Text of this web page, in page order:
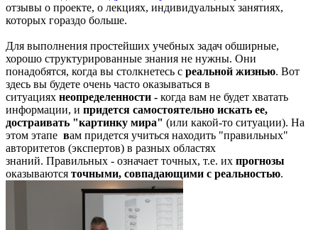
отзывы о проекте, о лекциях, индивидуальных занятиях,
которых гораздо больше.
Для выполнения простейших учебных задач обширные,
хорошо структурированные знания не нужны. Они
понадобятся, когда вы столкнетесь с реальной жизнью. Вот
здесь вы будете очень часто оказываться в
ситуациях неопределенности - когда вам не будет хватать
информации, и придется самостоятельно искать ее,
достраивать "картинку мира" (или какой-то ситуации). На
этом этапе вам придется учиться находить "правильных"
авторитетов (экспертов) в разных областях
знаний. Правильных - означает точных, т.е. их прогнозы
оказываются точными, совпадающими с реальностью.